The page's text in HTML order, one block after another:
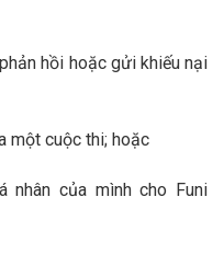
hồi hoặc gửi khiếu nại
một cuộc thi; hoặc
nhân của mình cho Funi